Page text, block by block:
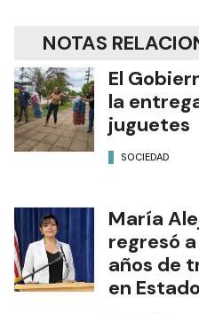
NOTAS
El
la
juguetes
SOCIEDAD
María
regresó
años de
en